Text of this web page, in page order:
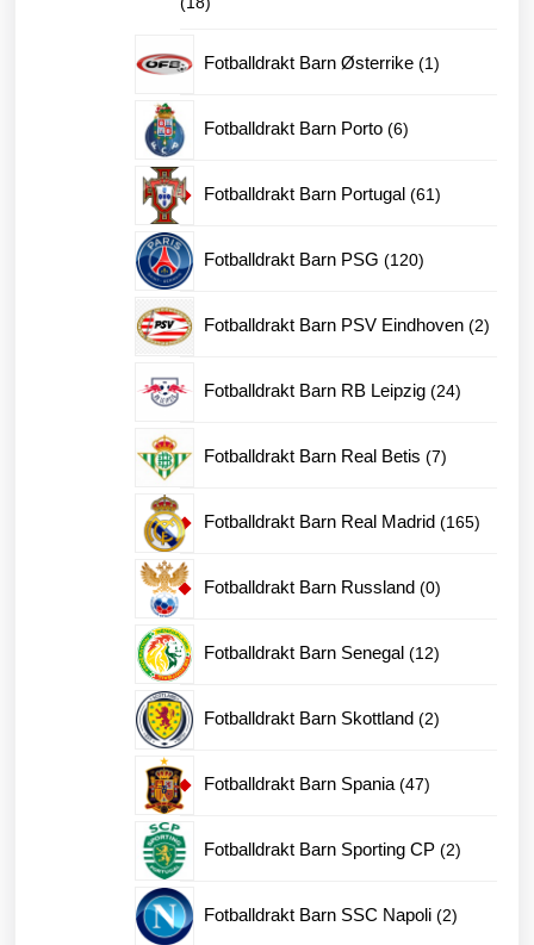
produkter
Fotballdrakt Barn Østerrike 11
Fotballdrakt Barn Porto 66
Fotballdrakt Barn Portugal 6161
Fotballdrakt Barn PSG 120120
Fotballdrakt Barn PSV Eindhoven 22
Fotballdrakt Barn RB Leipzig 2424
Fotballdrakt Barn Real Betis 77
Fotballdrakt Barn Real Madrid 165165
Fotballdrakt Barn Russland 00
Fotballdrakt Barn Senegal 1212
Fotballdrakt Barn Skottland 22
Fotballdrakt Barn Spania 4747
Fotballdrakt Barn Sporting CP 22
Fotballdrakt Barn SSC Napoli 22